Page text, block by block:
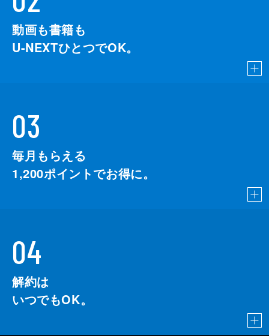
動画も書籍も
U-NEXTひとつでOK。
03
毎月もらえる
1,200ポイントでお得に。
04
解約は
いつでもOK。